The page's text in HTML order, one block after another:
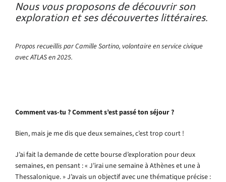
Nous vous proposons de découvrir son
exploration et ses découvertes littéraires.
Propos recueillis par Camille Sortino, volontaire en service civique
avec ATLAS en 2025.
Comment vas-tu ? Comment s’est passé ton séjour ?
Bien, mais je me dis que deux semaines, c’est trop court !
J’ai fait la demande de cette bourse d’exploration pour deux
semaines, en pensant : « J’irai une semaine à Athènes et une à
Thessalonique. » J’avais un objectif avec une thématique précise :